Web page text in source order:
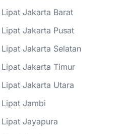
Jakarta Barat
Jakarta Pusat
Jakarta Selatan
Jakarta Timur
Jakarta Utara
Jambi
Jayapura